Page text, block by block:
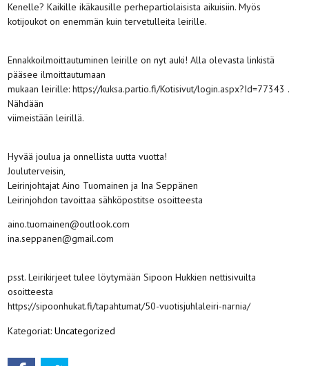
Kenelle? Kaikille ikäkausille perhepartiolaisista aikuisiin. Myös
kotijoukot on enemmän kuin tervetulleita leirille.
Ennakkoilmoittautuminen leirille on nyt auki! Alla olevasta linkistä
pääsee ilmoittautumaan
mukaan leirille: https://kuksa.partio.fi/Kotisivut/login.aspx?Id=77343 .
Nähdään
viimeistään leirillä.
Hyvää joulua ja onnellista uutta vuotta!
Jouluterveisin,
Leirinjohtajat Aino Tuomainen ja Ina Seppänen
Leirinjohdon tavoittaa sähköpostitse osoitteesta
aino.tuomainen@outlook.com
ina.seppanen@gmail.com
psst. Leirikirjeet tulee löytymään Sipoon Hukkien nettisivuilta
osoitteesta
https://sipoonhukat.fi/tapahtumat/50-vuotisjuhlaleiri-narnia/
Kategoriat:Uncategorized